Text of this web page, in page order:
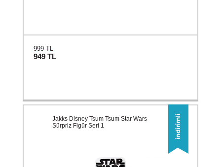
999 TL
949 TL
Jakks Disney Tsum Tsum Star Wars
Sürpriz Figür Seri 1